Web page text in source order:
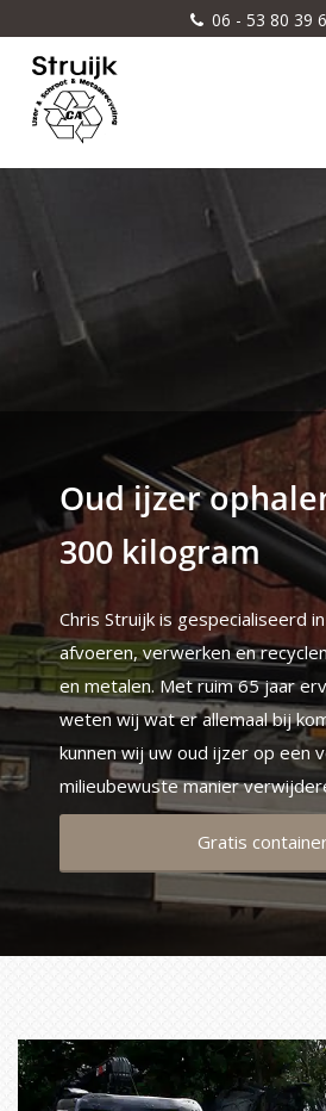
06 - 53 80 39
Oud ijzer
300 kilogram
Chris Struijk is gespecialiseerd
afvoeren, verwerken en
en metalen. Met ruim 65 jaar
weten wij wat er allemaal bij
kunnen wij uw oud ijzer op een
milieubewuste manier
Gratis